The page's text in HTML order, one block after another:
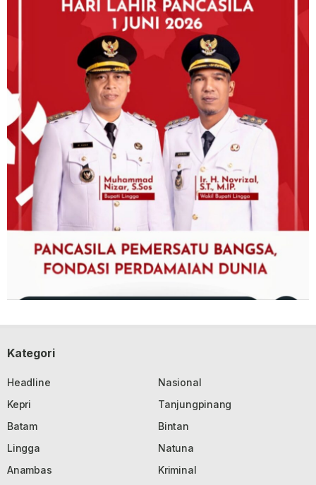
Kategori
Headline
Nasional
Kepri
Tanjungpinang
Batam
Bintan
Lingga
Natuna
Anambas
Kriminal